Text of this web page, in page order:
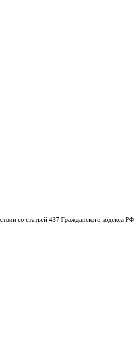
со статьей 437 Гражданского кодекса